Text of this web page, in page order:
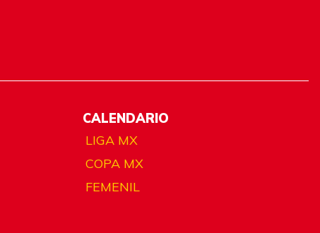
CALENDARIO
LIGA MX
COPA MX
FEMENIL